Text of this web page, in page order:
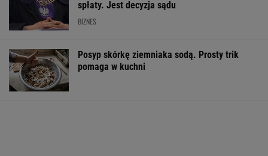
spłaty. Jest decyzja sądu
BIZNES
Posyp skórkę ziemniaka sodą. Prosty trik
pomaga w kuchni